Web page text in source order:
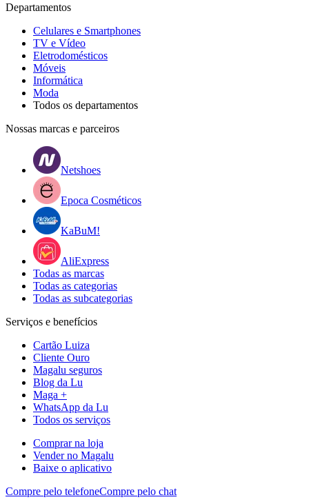
Departamentos
Celulares e Smartphones
TV e Vídeo
Eletrodomésticos
Móveis
Informática
Moda
Todos os departamentos
Nossas marcas e parceiros
Netshoes
Epoca Cosméticos
KaBuM!
AliExpress
Todas as marcas
Todas as categorias
Todas as subcategorias
Serviços e benefícios
Cartão Luiza
Cliente Ouro
Magalu seguros
Blog da Lu
Maga +
WhatsApp da Lu
Todos os serviços
Comprar na loja
Vender no Magalu
Baixe o aplicativo
Compre pelo telefoneCompre pelo chat